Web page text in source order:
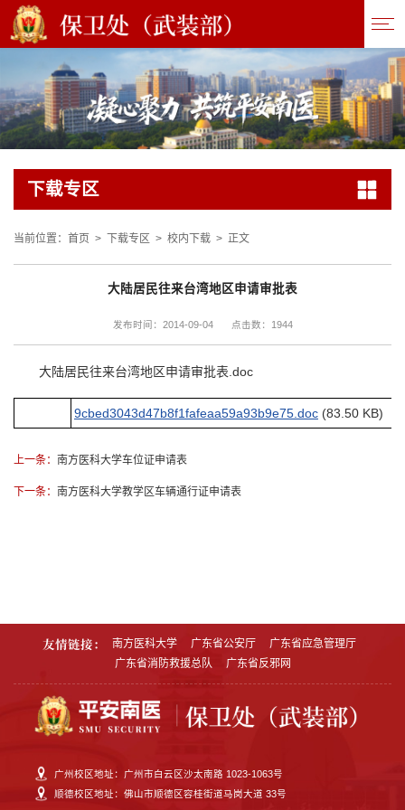
下载专区
当前位置： 首页 > 下载专区 > 校内下载 > 正文
大陆居民往来台湾地区申请审批表
发布时间：2014-09-04 点击数： 1944
大陆居民往来台湾地区申请审批表.doc
9cbed3043d47b8f1fafeaa59a93b9e75.doc (83.50 KB)
上一条： 南方医科大学车位证申请表
下一条： 南方医科大学教学区车辆通行证申请表
友情链接： 南方医科大学 广东省公安厅
广东省应急管理厅
广东省消防救援总队
广东省反邪网
广州校区地址：广州市白云区沙太南路 1023-1063号
顺德校区地址：佛山市顺德区容桂街道马岗大道 33号